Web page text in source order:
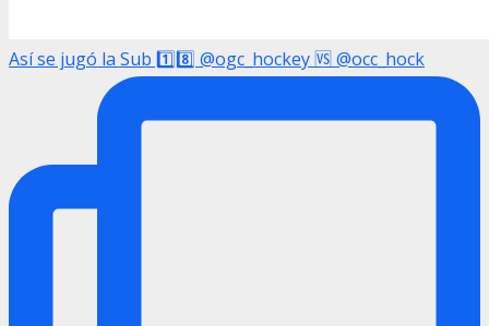
Así se jugó la Sub 1️⃣8️⃣ @ogc_hockey 🆚 @occ_hock